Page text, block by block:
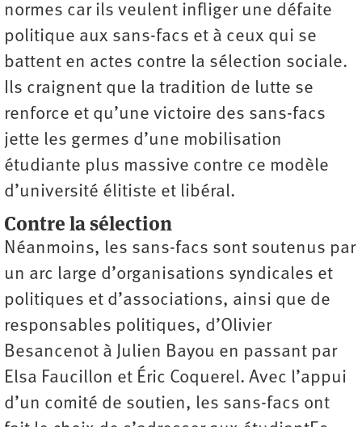
normes car ils veulent infliger une défaite
politique aux sans-facs et à ceux qui se
battent en actes contre la sélection sociale.
Ils craignent que la tradition de lutte se
renforce et qu’une victoire des sans-facs
jette les germes d’une mobilisation
étudiante plus massive contre ce modèle
d’université élitiste et libéral.
Contre la sélection
Néanmoins, les sans-facs sont soutenus par
un arc large d’organisations syndicales et
politiques et d’associations, ainsi que de
responsables politiques, d’Olivier
Besancenot à Julien Bayou en passant par
Elsa Faucillon et Éric Coquerel. Avec l’appui
d’un comité de soutien, les sans-facs ont